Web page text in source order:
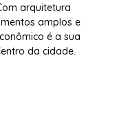
arquitetura
amplos e
é a sua
da cidade.